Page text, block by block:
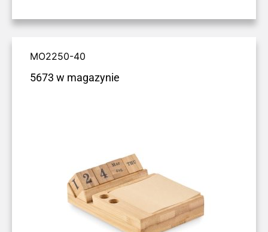
MO2250-40
5673 w magazynie